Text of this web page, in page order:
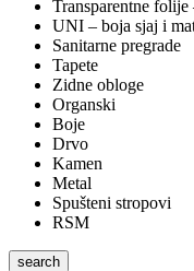
Transparentne
UNI – boja sjaj i
Sanitarne pregrade
Tapete
Zidne obloge
Organski
Boje
Drvo
Kamen
Metal
Spušteni stropovi
RSM
search